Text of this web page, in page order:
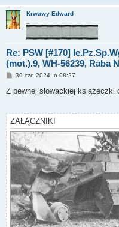
Krwawy Edward
Re: PSW [#170]
(mot.).9, WH-56239, Raba
P
s
t
30 cze 2024, o 08:27
Z pewnej słowackiej książeczki
ZAŁĄCZNIKI